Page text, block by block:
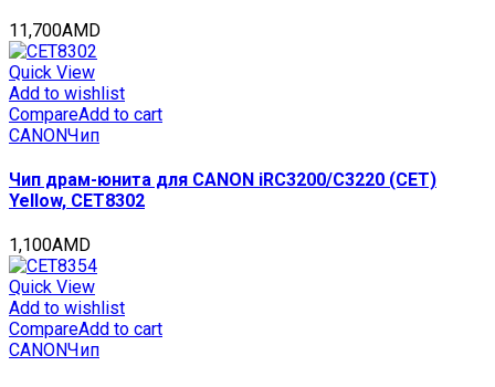
11,700AMD
Quick View
Add to wishlist
CompareAdd to cart
CANONЧип
Чип драм-юнита для CANON iRC3200/C3220 (CET)
Yellow, CET8302
1,100AMD
Quick View
Add to wishlist
CompareAdd to cart
CANONЧип